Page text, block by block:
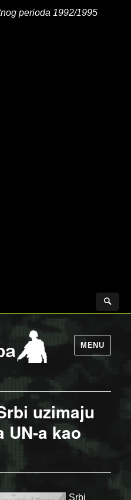
perioda 1992/1995
MENU
uzimaju
UN-a kao
Srbi